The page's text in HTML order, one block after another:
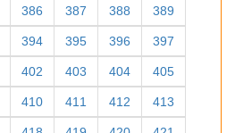
386 387 388 389
394 395 396 397
402 403 404 405
410 411 412 413